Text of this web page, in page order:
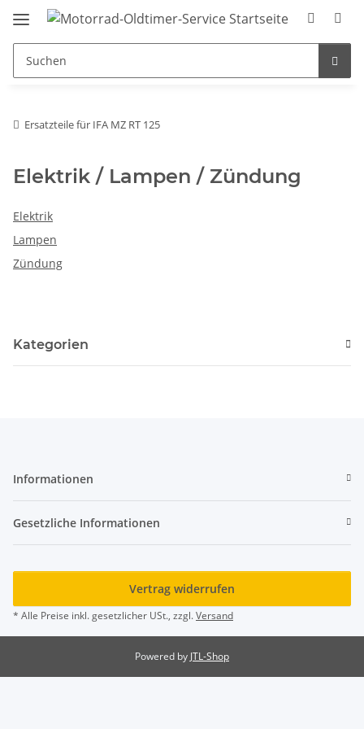
Ersatzteile für IFA MZ RT 125
Elektrik / Lampen / Zündung
Elektrik
Lampen
Zündung
Kategorien
Informationen
Gesetzliche Informationen
Vertrag widerrufen
* Alle Preise inkl. gesetzlicher USt., zzgl.Versand
Powered by JTL-Shop